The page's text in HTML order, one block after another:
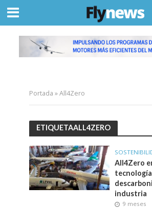
Portada »All4Zero
ETIQUETAALL4ZERO
All4Zero
industria
9 meses